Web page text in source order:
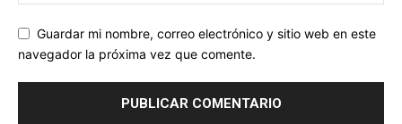
Guardar mi nombre, correo electrónico y sitio web en este
navegador la próxima vez que comente.